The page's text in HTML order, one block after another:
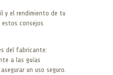
y el rendimiento de tu
estos consejos
del fabricante:
a las guías
un uso seguro.